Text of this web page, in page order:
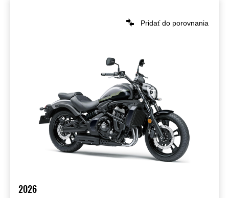
Pridať do porovnania
2026